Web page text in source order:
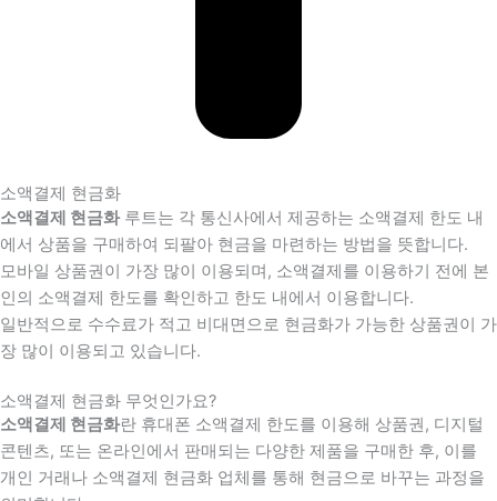
소액결제 현금화
소액결제 현금화루트는 각 통신사에서 제공하는 소액결제 한도 내
에서 상품을 구매하여 되팔아 현금을 마련하는 방법을 뜻합니다.
모바일 상품권이 가장 많이 이용되며, 소액결제를 이용하기 전에 본
인의 소액결제 한도를 확인하고 한도 내에서 이용합니다.
일반적으로 수수료가 적고 비대면으로 현금화가 가능한 상품권이 가
장 많이 이용되고 있습니다.
소액결제 현금화 무엇인가요?
소액결제 현금화란 휴대폰 소액결제 한도를 이용해 상품권, 디지털
콘텐츠, 또는 온라인에서 판매되는 다양한 제품을 구매한 후, 이를
개인 거래나 소액결제 현금화 업체를 통해 현금으로 바꾸는 과정을